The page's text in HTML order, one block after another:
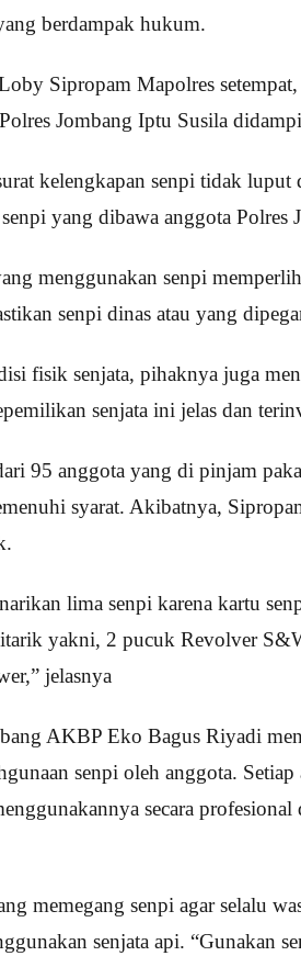
berdampak hukum.
Sipropam Mapolres
Jombang Iptu Susila
kelengkapan senpi tidak
yang dibawa anggota Polres
menggunakan senpi
senpi dinas atau yang
fisik senjata, pihaknya juga
senjata ini jelas dan
95 anggota yang di pinjam
syarat. Akibatnya,
lima senpi karena kartu
yakni, 2 pucuk Revolver
jelasnya
AKBP Eko Bagus Riyadi
senpi oleh anggota.
secara profesional
memegang senpi agar selalu
senjata api. “Gunakan